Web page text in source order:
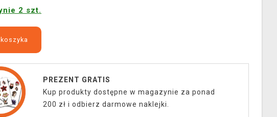
2 szt.
PREZENT GRATIS
Kup produkty dostępne w magazynie za ponad
200 zł i odbierz darmowe naklejki.